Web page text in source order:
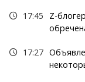
17:45
Z-
17:27